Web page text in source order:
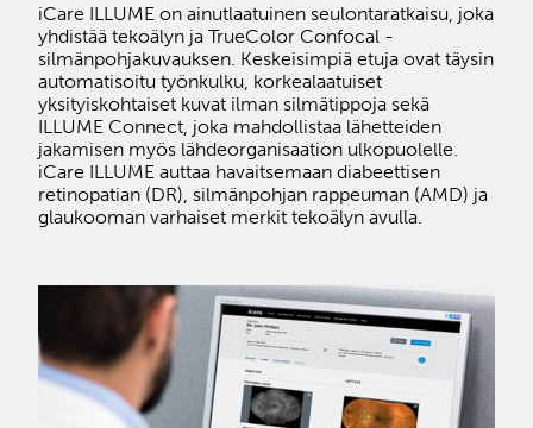
iCare ILLUME on ainutlaatuinen seulontaratkaisu, joka
yhdistää tekoälyn ja TrueColor Confocal -
silmänpohjakuvauksen. Keskeisimpiä etuja ovat täysin
automatisoitu työnkulku, korkealaatuiset
yksityiskohtaiset kuvat ilman silmätippoja sekä
ILLUME Connect, joka mahdollistaa lähetteiden
jakamisen myös lähdeorganisaation ulkopuolelle.
iCare ILLUME auttaa havaitsemaan diabeettisen
retinopatian (DR), silmänpohjan rappeuman (AMD) ja
glaukooman varhaiset merkit tekoälyn avulla.